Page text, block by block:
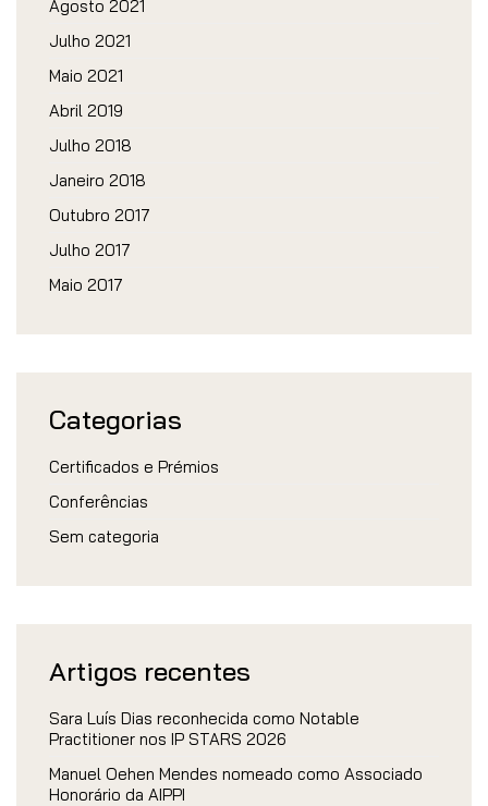
Agosto 2021
Julho 2021
Maio 2021
Abril 2019
Julho 2018
Janeiro 2018
Outubro 2017
Julho 2017
Maio 2017
Categorias
Certificados e Prémios
Conferências
Sem categoria
Artigos recentes
Sara Luís Dias reconhecida como Notable
Practitioner nos IP STARS 2026
Manuel Oehen Mendes nomeado como Associado
Honorário da AIPPI